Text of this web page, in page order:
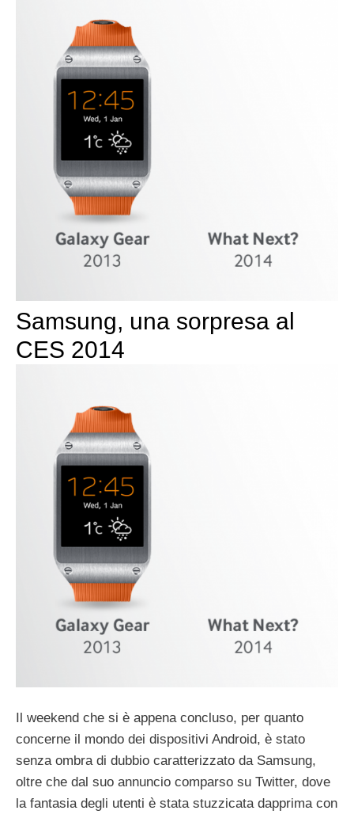
Samsung, una sorpresa al
CES 2014
Il weekend che si è appena concluso, per quanto
concerne il mondo dei dispositivi Android, è stato
senza ombra di dubbio caratterizzato da Samsung,
oltre che dal suo annuncio comparso su Twitter, dove
la fantasia degli utenti è stata stuzzicata dapprima con